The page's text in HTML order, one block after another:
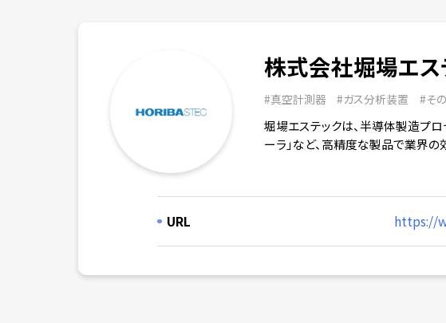
株式会社堀場エス
#真空計測器 #ガス分析装置 #そ
堀場エステックは、半導体製造プ
ーラ」など、高精度な製品で業界
URL https://